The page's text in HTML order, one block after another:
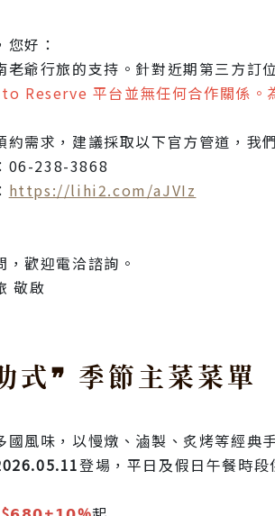
好：
老爺行旅的支持。針對近期第三方訂
Reserve 平台並無任何合作關係。
約需求，建議採取以下官方管道，我
06-238-3868
https://lihi2.com/aJVIz
，歡迎電洽諮詢。
敬啟
式❞ 季節主菜菜單
國風味，以慢燉、滷製、炙烤等經典
登場，平日及假日午餐時段